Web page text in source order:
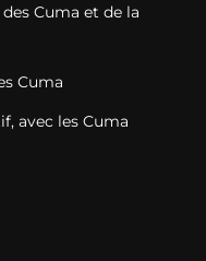
Cuma et de la
Cuma
avec les Cuma